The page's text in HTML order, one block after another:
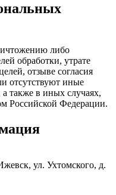
либо
обработки, утрате
отзыве согласия
отсутствуют иные
также в иных случаях,
Российской Федерации.
ул. Ухтомского, д.